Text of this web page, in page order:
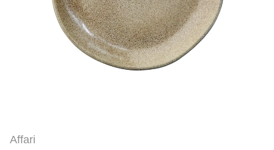
Affari